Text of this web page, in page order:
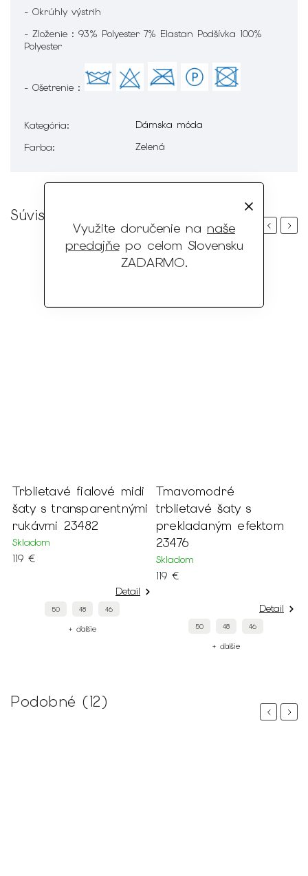
Využite doručenie na naše
predajňepo celom Slovensku
ZADARMO.
- Okrúhly výstrih
- Zloženie : 93% Polyester 7% Elastan Podšívka 100%
Polyester
- Ošetrenie :
Kategória:
Dámska móda
Farba: Zelená
Súvisiaci tovar
Previous
Trblietavé fialové midi
šaty s transparentnými
rukávmi 23482
Skladom
119 €
Detail
50 48 46
+ ďalšie
Tmavomodré
trblietavé šaty s
prekladaným efektom
23476
Skladom
119 €
Detail
50 48 46
+ ďalšie
Next
Podobné (12)
PreviousNext